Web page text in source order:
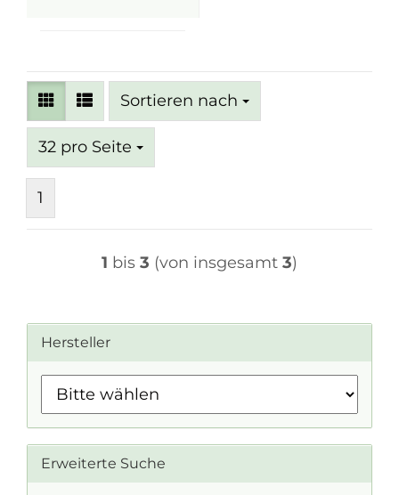
Sortieren nach
Sortieren nach
32 pro Seite
pro Seite
1
1 bis 3 (von insgesamt 3)
Hersteller
Erweiterte Suche